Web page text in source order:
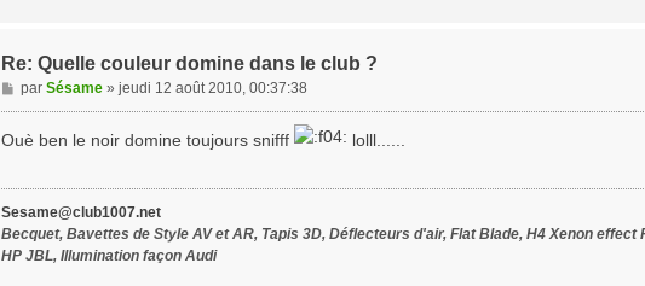
Re: Quelle couleur domine dans le club ?
M
e
e
par Sésame» jeudi 12 août 2010, 00:37:38
Ouè ben le noir domine toujours snifff lolll......
Sesame@club1007.net
Becquet, Bavettes de Style AV et AR, Tapis 3D, Déflecteurs d'air, Flat Blade, H4 Xenon effect
HP JBL, Illumination façon Audi